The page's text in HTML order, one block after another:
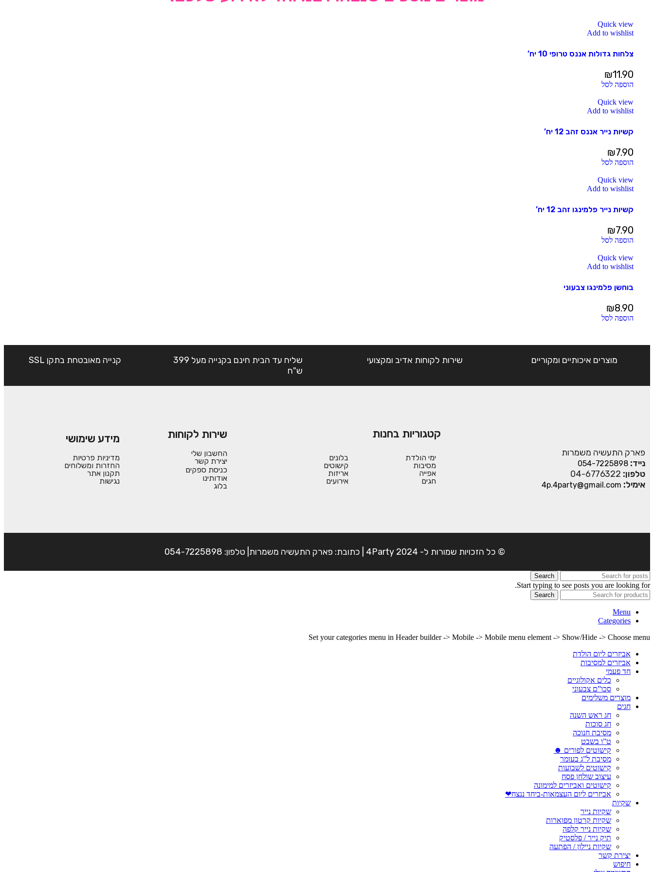
Quick view
Add to wishlist
צלחות גדולות אננס טרופי 10 יח’
₪11.90
הוספה לסל
Quick view
Add to wishlist
קשיות נייר אננס זהב 12 יח’
₪7.90
הוספה לסל
Quick view
Add to wishlist
קשיות נייר פלמינגו זהב 12 יח’
₪7.90
הוספה לסל
Quick view
Add to wishlist
בוחשן פלמינגו צבעוני
₪8.90
הוספה לסל
מוצרים איכותיים ומקוריים שירות לקוחות אדיב ומקצועי
שליח עד הבית חינם בקנייה מעל 399
ש"ח
קנייה מאובטחת בתקן SSL
פארק התעשיה משמרות
נייד: 054-7225898
טלפון: 04-6776322
אימיל: 4p.4party@gmail.com
קטגוריות בחנות
ימי הולדת
מסיבות
אפייה
חגים
בלונים
קישוטים
אריזות
אירועים
שירות לקוחות
החשבון שלי
יצירת קשר
כניסת ספקים
אודותינו
בלוג
מידע שימושי
מדיניות פרטיות
החזרות ומשלוחים
תקנון אתר
נגישות
© כל הזכויות שמורות ל- 4Party 2024 | כתובת: פארק התעשיה משמרות| טלפון: 054-7225898
Search
Start typing to see posts you are looking for.
Search
Menu
Categories
Set your categories menu in Header builder -> Mobile -> Mobile menu element -> Show/Hide -> Choose menu
אביזרים ליום הולדת
אביזרים למסיבות
חד פעמי
כלים אקולוגיים
סכו”ם צבעוני
מוצרים משלימים
חגים
חג ראש השנה
חג סוכות
מסיבת חנוכה
ט”ו בשבט
קישוטים לפורים ☻
מסיבת ל”ג בעומר
קישוטים לשבועות
עיצוב שולחן פסח
קישוטים ואביזרים למימונה
אביזרים ליום העצמאות-ביחד ננצח❤
שקיות
שקיות נייר
שקיות קרטון מפוארות
שקיות נייר קלפה
תיק נייר / פלסטיק
שקיות ניילון / הפתעה
יצירת קשר
חיפוש